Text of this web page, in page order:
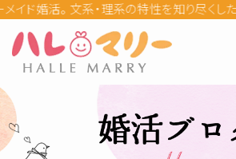
カウンセラー紹介
30代の婚活事情(5)